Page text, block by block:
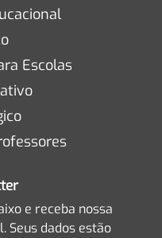
Escolas
e receba nossa
Seus dados estão